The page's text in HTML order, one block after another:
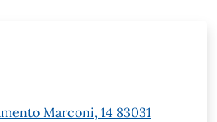
Marconi, 14 83031